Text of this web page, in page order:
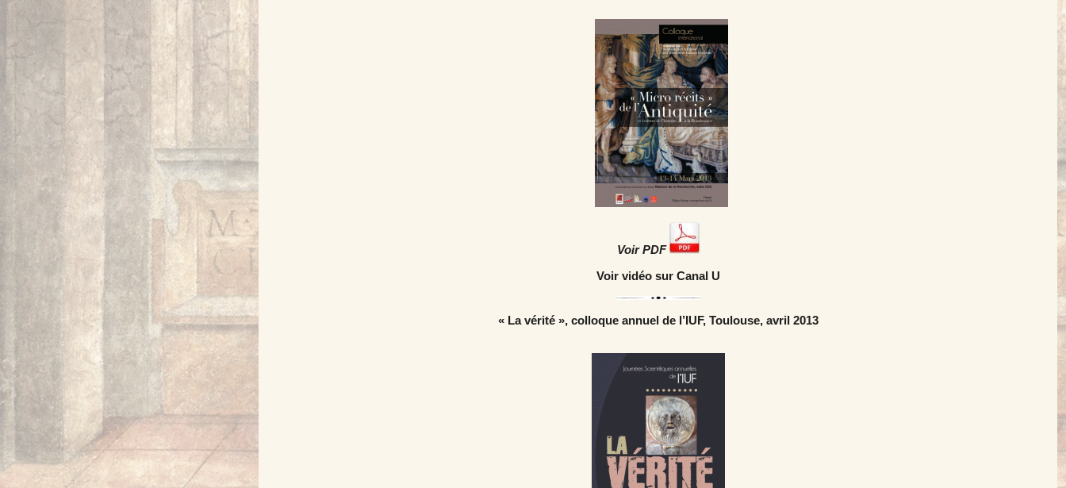
Voir PDF
Voir vidéo sur Canal U
« La vérité », colloque annuel de l’IUF, Toulouse, avril 2013